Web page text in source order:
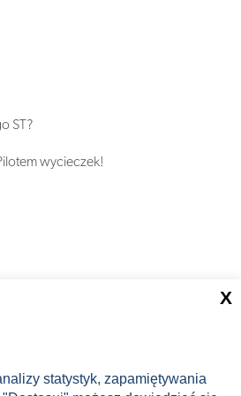
ST?
wycieczek!
statystyk, zapamiętywania
X